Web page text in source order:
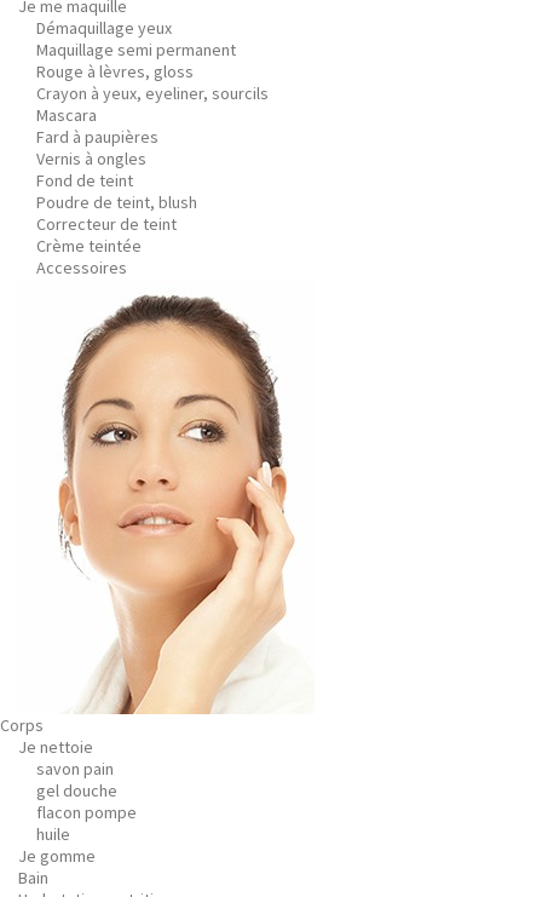
Je me maquille
Démaquillage yeux
Maquillage semi permanent
Rouge à lèvres, gloss
Crayon à yeux, eyeliner, sourcils
Mascara
Fard à paupières
Vernis à ongles
Fond de teint
Poudre de teint, blush
Correcteur de teint
Crème teintée
Accessoires
Corps
Je nettoie
savon pain
gel douche
flacon pompe
huile
Je gomme
Bain